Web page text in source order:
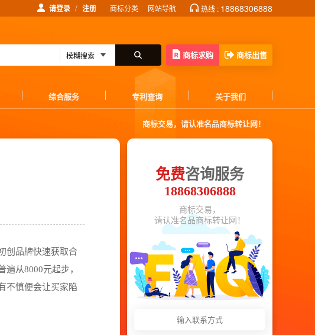
请登录 / 注册 商标分类 网站导航 热线 : 18868306888
商标求购 商标出售
综合服务 专利查询 关于我们
商标交易，请认准名品商标转让网！
创品牌快速获取合
从8000元起步，
不慎便会让买家陷
免费咨询服务
18868306888
商标交易，
请认准名品商标转让网！